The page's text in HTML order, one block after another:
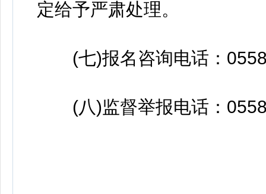
定给予严肃处理。
(七)报名咨询电话：
(八)监督举报电话：